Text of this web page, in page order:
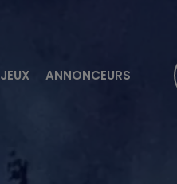
JEUX ANNONCEURS